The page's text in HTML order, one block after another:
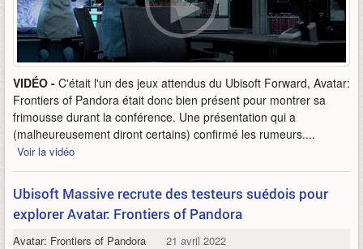
VIDÉO - C'était l'un des jeux attendus du Ubisoft Forward, Avatar:
Frontiers of Pandora était donc bien présent pour montrer sa
frimousse durant la conférence. Une présentation qui a
(malheureusement diront certains) confirmé les rumeurs....
Voir la vidéo
Ubisoft Massive recrute des testeurs suédois pour
explorer Avatar: Frontiers of Pandora
Avatar: Frontiers of Pandora 21 avril 2022